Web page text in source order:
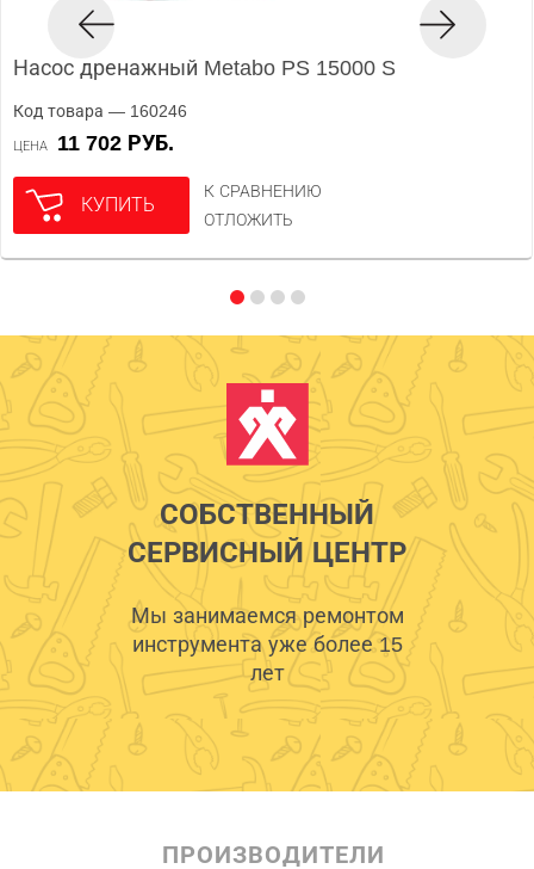
Насос дренажный Metabo PS 15000 S
Код товара — 160246
ЦЕНА 11 702 РУБ.
КУПИТЬ
К СРАВНЕНИЮ
ОТЛОЖИТЬ
СОБСТВЕННЫЙ
СЕРВИСНЫЙ ЦЕНТР
Мы занимаемся ремонтом
инструмента уже более 15
лет
ПРОИЗВОДИТЕЛИ